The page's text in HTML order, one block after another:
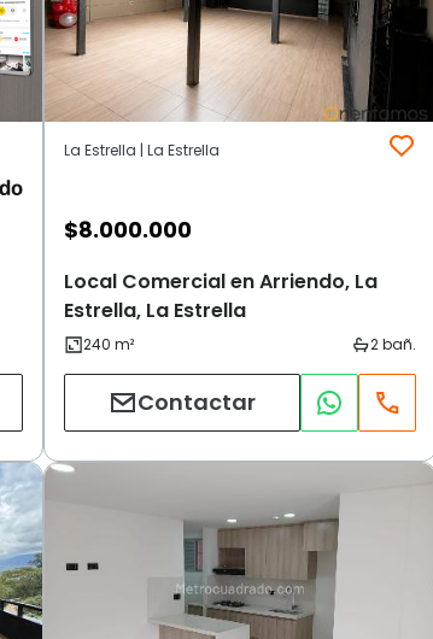
La Estrella | La Estrella
$8.000.000
Local Comercial en Arriendo, La
Estrella, La Estrella
Contactar